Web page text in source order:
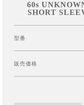
60s
SHORT
型番
販売価格